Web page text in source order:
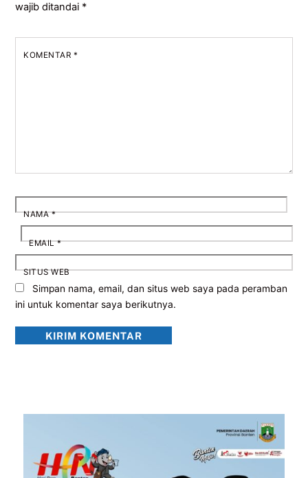
wajib ditandai *
KOMENTAR *
NAMA*
EMAIL*
SITUS WEB
Simpan nama, email, dan situs web saya pada peramban
ini untuk komentar saya berikutnya.